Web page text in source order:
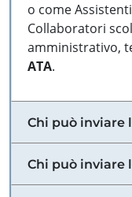
o come
Collaboratori
amministrativo,
ATA.
Chi può inviare
Chi può inviare